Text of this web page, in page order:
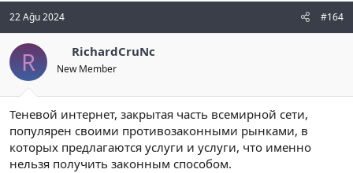
22 Ağu 2024 #164
R RichardCruNc
New Member
Теневой интернет, закрытая часть всемирной сети,
популярен своими противозаконными рынками, в
которых предлагаются услуги и услуги, что именно
нельзя получить законным способом.